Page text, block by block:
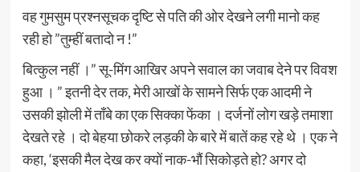
वह गुमसुम प्रश्नसूचक दृष्टि से पति की ओर देखने लगी मानो कह
रही हो ”तुम्हीं बतादो न !”
बित्कुल नहीं ।” सू-मिंग आखिर अपने सवाल का जवाब देने पर विवश
हुआ । ” इतनी देर तक, मेरी आखों के सामने सिर्फ एक आदमी ने
उसकी झोली में ताँबे का एक सिक्का फेंका । दर्जनों लोग खड़े तमाशा
देखते रहे । दो बेहया छोकरे लड़की के बारे में बातें कह रहे थे । एक ने
कहा, ‘इसकी मैल देख कर क्यों नाक-भौं सिकोड़ते हो? अगर दो